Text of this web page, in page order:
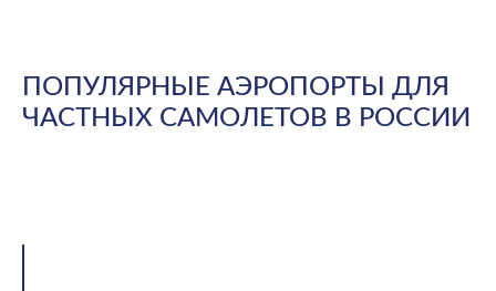
ПОПУЛЯРНЫЕ АЭРОПОРТЫ ДЛЯ
ЧАСТНЫХ САМОЛЕТОВ В РОССИИ